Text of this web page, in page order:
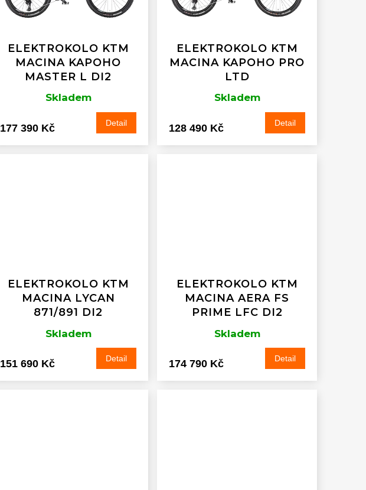
ELEKTROKOLO KTM
MACINA KAPOHO
MASTER L DI2
Skladem
177 390 Kč Detail
ELEKTROKOLO KTM
MACINA KAPOHO PRO
LTD
Skladem
128 490 Kč Detail
ELEKTROKOLO KTM
MACINA LYCAN
871/891 DI2
Skladem
151 690 Kč Detail
ELEKTROKOLO KTM
MACINA AERA FS
PRIME LFC DI2
Skladem
174 790 Kč Detail